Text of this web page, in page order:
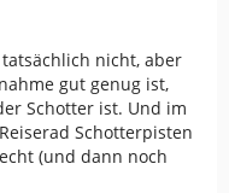
nicht, aber
gut genug ist,
Schotter ist. Und im
Schotterpisten
(und dann noch